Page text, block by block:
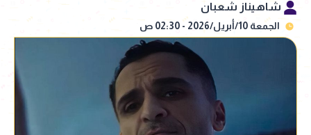
شاهيناز شعبان
الجمعة 10/أبريل/2026 - 02:30 ص